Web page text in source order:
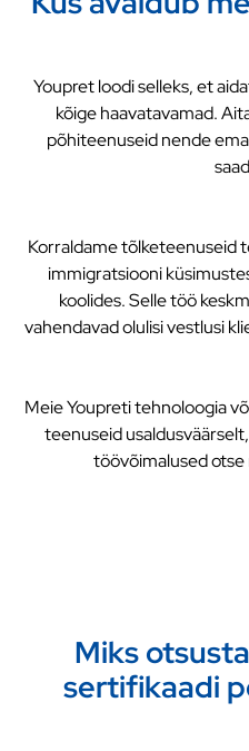
Youpret loodi selleks, et
kõige haavatavamad.
põhiteenuseid nende
Korraldame tõlketeenuseid
immigratsiooni
koolides. Selle töö
vahendavad olulisi vestlusi
Meie Youpreti tehnoloogia
teenuseid
töövõimalused
Miks
sertifikaadi